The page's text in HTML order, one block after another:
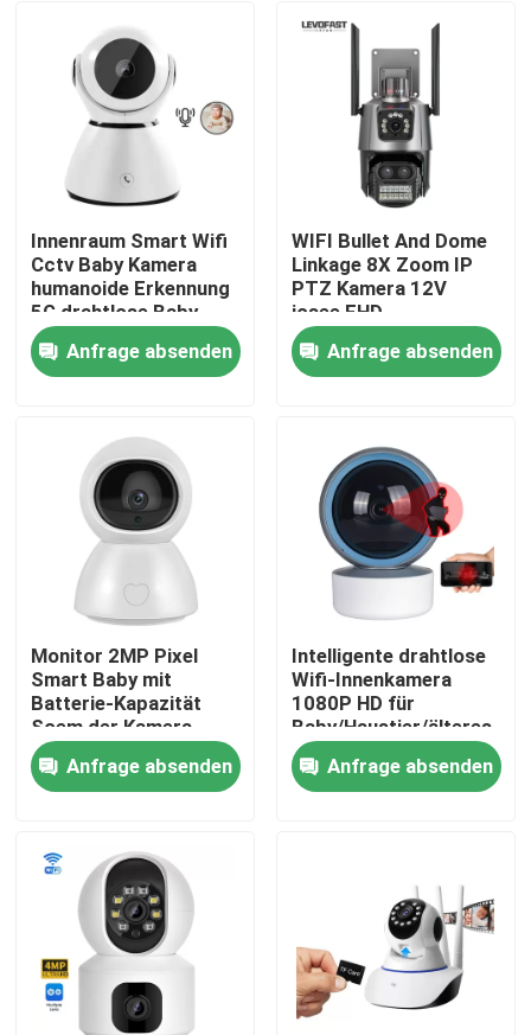
Zu Hause
Videos
Über uns
Werksbesichtigung
Qualitätskontrolle
Kontakt mit uns
Neuigkeiten
Bitte um ein Angebot
Wifi-Glühlampe-Überwachungskamera
Innenraum Smart Wifi
Cctv Baby Kamera
humanoide Erkennung
5G drahtlose Baby-
Schlaf-Monitor
Anfrage absenden
WIFI Bullet And Dome
Linkage 8X Zoom IP
PTZ Kamera 12V
icsee FHD
Vorzeigelicht WIFI
KameraAnfrage absenden
Monitor 2MP Pixel
Smart Baby mit
Batterie-Kapazität
Soem der Kamera-
2000mAh
Anfrage absenden
Intelligente drahtlose
Wifi-Innenkamera
1080P HD für
Baby/Haustier/älteres
Soem-ODM
Anfrage absenden